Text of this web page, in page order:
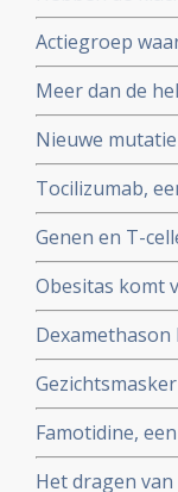
Actiegroep
mogelijkheid
standaard
Meer dan de
hoest (84%),
hoofdpijn
Nieuwe
verklaart hoge
D614 van het
Tocilizumab,
verbetert
klachten van
COVID-19
Genen en T-
minder ziek
Obesitas komt
met de
te krijgen
wanneer
coronavirus -
Famotidine,
COVID-19, en
onder 1000
Het dragen